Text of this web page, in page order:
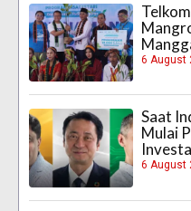
6 August
Saat
Mulai
6 August